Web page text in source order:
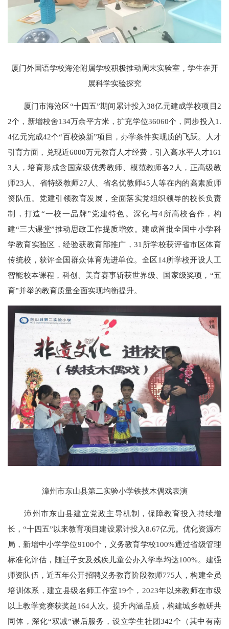
厦门外国语学校海沧附属学校积极推动周末实验室，学生在开
展科学实验探究
厦门市海沧区“十四五”期间累计投入38亿元建成学校项目2
2个，新增校舍134万余平方米，扩充学位36060个，同步投入1.
4亿元完成42个“百校焕新”项目，办学条件实现质的飞跃。人才
引育方面，兑现近6000万元教育人才经费，引入高水平人才161
3人，培育形成含国家级优秀教师、模范教师各2人，正高级教
师23人、省特级教师27人、省名优教师45人等在内的高素质师
资队伍。党建引领教育发展，全面落实党组织领导的校长负责
制，打造“一校一品牌”党建特色。深化与4所高校合作，构
建“三大课堂”推动思政工作提质增效。建成首批全国中小学科
学教育实验区，经验获教育部推广，31所学校获评省市区体育
传统校，获评全国群众体育先进单位。全区14所学校开设人工
智能校本课程，科创、美育赛事斩获世界级、国家级奖项，“五
育”并举的教育质量全面实现均衡提升。
漳州市东山县第二实验小学铁技木偶戏表演
漳州市东山县建立党政主导机制，保障教育投入持续增
长，“十四五”以来教育项目建设累计投入8.67亿元。优化资源布
局，新增中小学学位9100个，义务教育学校100%通过省级管理
标准化评估，随迁子女及残疾儿童公办入学率均达100%。建强
师资队伍，近五年公开招聘义务教育阶段教师775人，构建全员
培训体系，建立县级名师工作室19个，2023年以来教师在市级
以上教学竞赛获奖超164人次。提升内涵品质，构建城乡教研共
同体，深化“双减”课后服务，设立学生社团342个（其中有南